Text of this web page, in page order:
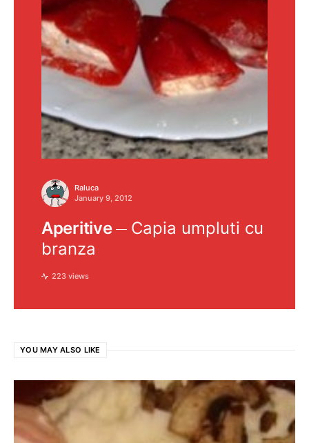
Raluca
January 9, 2012
Aperitive
Capia umpluti cu
branza
223 views
YOU MAY ALSO LIKE